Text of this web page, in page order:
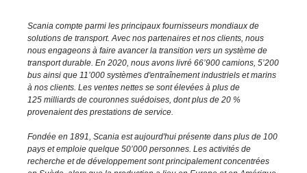
Scania compte parmi les principaux fournisseurs mondiaux de
solutions de transport. Avec nos partenaires et nos clients, nous
nous engageons à faire avancer la transition vers un système de
transport durable. En 2020, nous avons livré 66’900 camions, 5’200
bus ainsi que 11’000 systèmes d'entraînement industriels et marins
à nos clients. Les ventes nettes se sont élevées à plus de
125 milliards de couronnes suédoises, dont plus de 20 %
provenaient des prestations de service.
Fondée en 1891, Scania est aujourd'hui présente dans plus de 100
pays et emploie quelque 50’000 personnes. Les activités de
recherche et de développement sont principalement concentrées